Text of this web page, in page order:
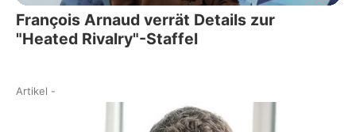
François Arnaud verrät Details zur
"Heated Rivalry"-Staffel
Artikel -